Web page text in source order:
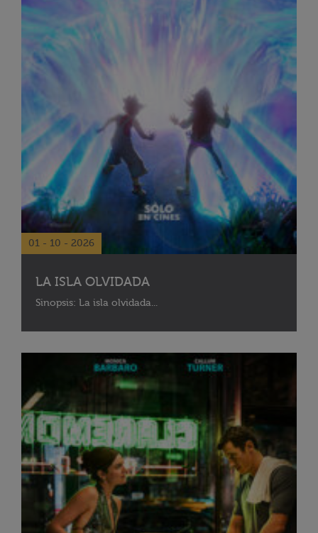
01 - 10 - 2026
LA ISLA OLVIDADA
Sinopsis: La isla olvidada...